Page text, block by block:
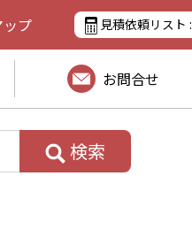
プ 見積依頼リスト :
お問合せ
検索